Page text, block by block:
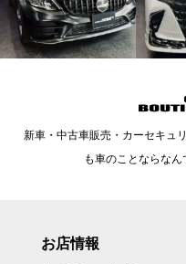
新車・中古車販売・カーセキュ
も車のことならなん
お店情報